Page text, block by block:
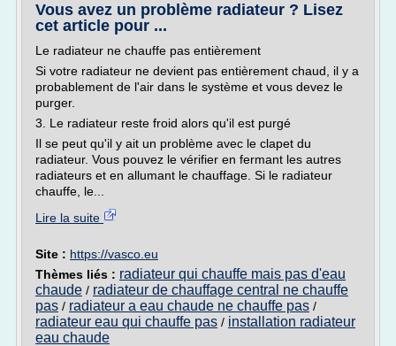
Vous avez un problème radiateur ? Lisez
cet article pour ...
Le radiateur ne chauffe pas entièrement
Si votre radiateur ne devient pas entièrement chaud, il y a
probablement de l'air dans le système et vous devez le
purger.
3. Le radiateur reste froid alors qu'il est purgé
Il se peut qu'il y ait un problème avec le clapet du
radiateur. Vous pouvez le vérifier en fermant les autres
radiateurs et en allumant le chauffage. Si le radiateur
chauffe, le...
Lire la suite
Site : https://vasco.eu
Thèmes liés : radiateur qui chauffe mais pas d'eau
chaude / radiateur de chauffage central ne chauffe
pas / radiateur a eau chaude ne chauffe pas /
radiateur eau qui chauffe pas / installation radiateur
eau chaude